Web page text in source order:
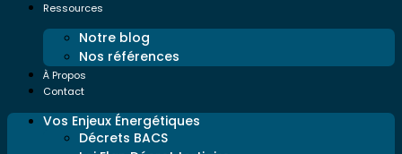
Ressources
Notre blog
Nos références
À Propos
Contact
Vos Enjeux Énergétiques
Décrets BACS